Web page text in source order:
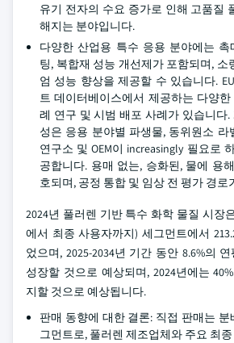
유기 전자의 수요 증가로 인해 고품질
해지는 분야입니다.
다양한 산업용 특수 응용 분야에는
팅, 복합재 성능 개선제가 포함되며, 소
엄 성능 향상을 제공할 수 있습니다.
트 데이터베이스에서 제공하는 다양
례 연구 및 시범 배포 사례가 있습니다
성은 응용 분야별 파생물, 동위원소 라
연구소 및 OEM이 increasingly 필요로
공합니다. 용매 없는, 승화된, 물에 용
호되며, 공정 통합 및 임상 전 평가 경로
2024년 풀러렌 기반 특수 화학 물질 시장
에서 최종 사용자까지) 세그먼트에서
었으며, 2025-2034년 기간 동안 8.6%의 연
성장할 것으로 예상되며, 2024년에는
지할 것으로 예상됩니다.
판매 동향에 대한 결론: 직접 판매는
그먼트로, 풀러렌 제조업체와 주요 최